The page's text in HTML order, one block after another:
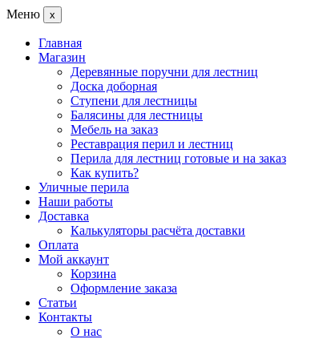
Меню x
Главная
Магазин
Деревянные поручни для лестниц
Доска доборная
Ступени для лестницы
Балясины для лестницы
Мебель на заказ
Реставрация перил и лестниц
Перила для лестниц готовые и на заказ
Как купить?
Уличные перила
Наши работы
Доставка
Калькуляторы расчёта доставки
Оплата
Мой аккаунт
Корзина
Оформление заказа
Статьи
Контакты
О нас